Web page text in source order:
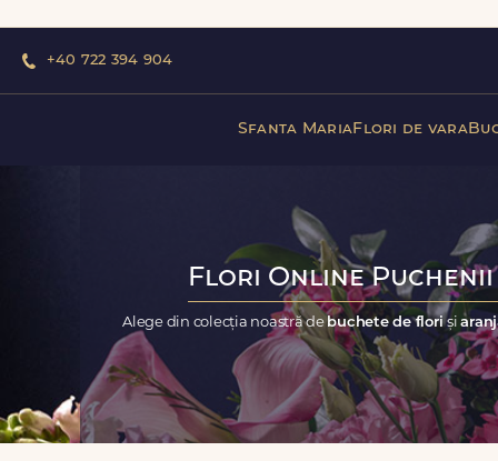
+40 722 394 904
Sfanta MariaFlori de vara
Flori Online
Alege din colecția noastră debuchete de floriși